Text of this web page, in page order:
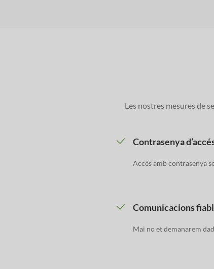
Les nostres mesures de
Contrasenya
Accés amb contrasenya
Comunicacions
Mai no et demanarem